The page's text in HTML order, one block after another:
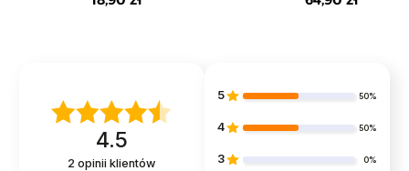
12-pak
4.5
2 opinii klientów
5 50%
4 50%
3 0%